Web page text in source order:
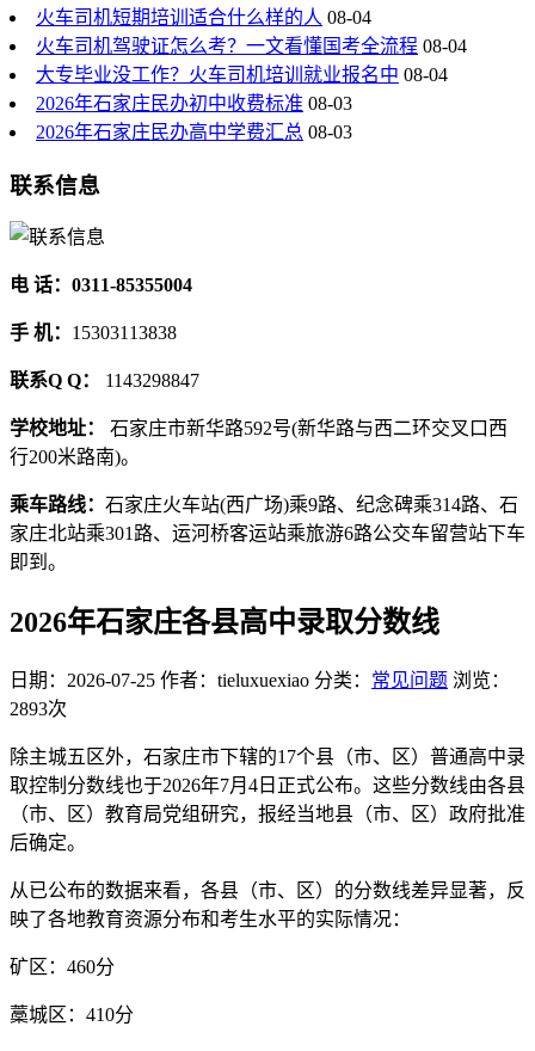
火车司机短期培训适合什么样的人 08-04
火车司机驾驶证怎么考？一文看懂国考全流程 08-04
大专毕业没工作？火车司机培训就业报名中 08-04
2026年石家庄民办初中收费标准 08-03
2026年石家庄民办高中学费汇总 08-03
联系信息
电 话：0311-85355004
手 机： 15303113838
联系Q Q： 1143298847
学校地址： 石家庄市新华路592号(新华路与西二环交叉口西
行200米路南)。
乘车路线： 石家庄火车站(西广场)乘9路、纪念碑乘314路、石
家庄北站乘301路、运河桥客运站乘旅游6路公交车留营站下车
即到。
2026年石家庄各县高中录取分数线
日期：2026-07-25 作者：tieluxuexiao 分类： 常见问题 浏览：
2893次
除主城五区外，石家庄市下辖的17个县（市、区）普通高中录
取控制分数线也于2026年7月4日正式公布。这些分数线由各县
（市、区）教育局党组研究，报经当地县（市、区）政府批准
后确定。
从已公布的数据来看，各县（市、区）的分数线差异显著，反
映了各地教育资源分布和考生水平的实际情况：
矿区：460分
藁城区：410分